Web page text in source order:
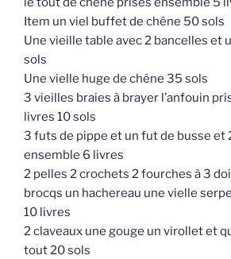
Item un viel buffet de chêne 50 sols
Une vieille table avec 2 bancelles et
sols
Une vielle huge de chêne 35 sols
3 vieilles braies à brayer l’anfouin
livres 10 sols
3 futs de pippe et un fut de busse et
ensemble 6 livres
2 pelles 2 crochets 2 fourches à 3
brocqs un hachereau une vielle
10 livres
2 claveaux une gouge un virollet et
tout 20 sols